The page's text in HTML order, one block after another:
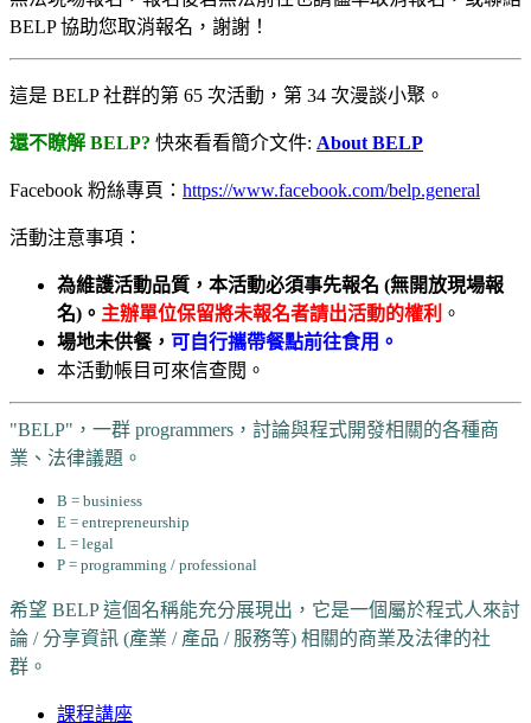
BELP 協助您取消報名，謝謝！
這是 BELP 社群的第 65 次活動，第 34 次漫談小聚。
還不瞭解 BELP? 快來看看簡介文件: About BELP
Facebook 粉絲專頁： https://www.facebook.com/belp.general
活動注意事項：
為維護活動品質，本活動必須事先報名 (無開放現場報
名)。 主辦單位保留將未報名者請出活動的權利 。
場地未供餐， 可自行攜帶餐點前往食用。
本活動帳目可來信查閱。
"BELP"，一群 programmers，討論與程式開發相關的各種商
業、法律議題。
B = businiess
E = entrepreneurship
L = legal
P = programming / professional
希望 BELP 這個名稱能充分展現出，它是一個屬於程式人來討
論 / 分享資訊 (產業 / 產品 / 服務等) 相關的商業及法律的社
群。
課程講座